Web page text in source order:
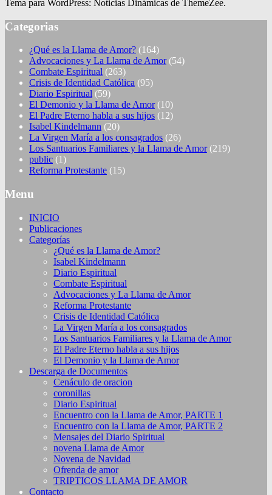
Tema para WordPress: Noticias Dinámicas de ThemeZee.
Categorias
¿Qué es la Llama de Amor? (164)
Advocaciones y La Llama de Amor(54)
Combate Espiritual (263)
Crisis de Identidad Católica (95)
Diario Espiritual (59)
El Demonio y la Llama de Amor(10)
El Padre Eterno habla a sus hijos (12)
Isabel Kindelmann (20)
La Virgen María a los consagrados (26)
Los Santuarios Familiares y la Llama de Amor(219)
public (1)
Reforma Protestante (15)
Menu
INICIO
Publicaciones
Categorías
¿Qué es la Llama de Amor?
Isabel Kindelmann
Diario Espiritual
Combate Espiritual
Advocaciones y La Llama de Amor
Reforma Protestante
Crisis de Identidad Católica
La Virgen María a los consagrados
Los Santuarios Familiares y la Llama de Amor
El Padre Eterno habla a sus hijos
El Demonio y la Llama de Amor
Descarga de Documentos
Cenáculo de oracion
coronillas
Diario Espiritual
Encuentro con la Llama de Amor, PARTE 1
Encuentro con la Llama de Amor, PARTE 2
Mensajes del Diario Spiritual
novena Llama de Amor
Novena de Navidad
Ofrenda de amor
TRIPTICOS LLAMA DE AMOR
Contacto